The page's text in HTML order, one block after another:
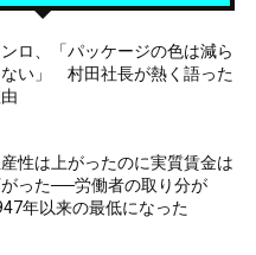
ロ、「パッケージの色は減ら
ない」 村田社長が熱く語った
性は上がったのに実質賃金は
った──労働者の取り分が
年以来の最低になった